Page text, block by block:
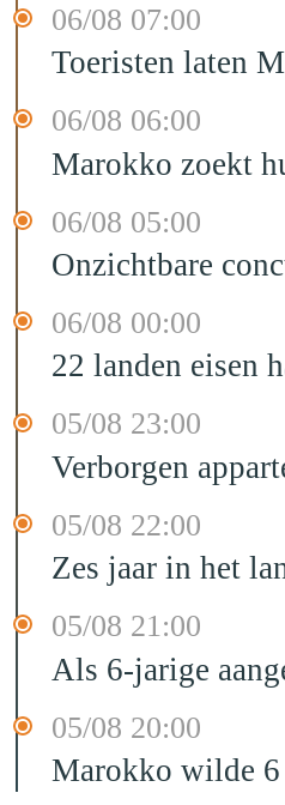
06/08 07:00
Toeristen laten
06/08 06:00
Marokko zoekt
06/08 05:00
Onzichtbare
06/08 00:00
22 landen eisen
05/08 23:00
Verborgen
05/08 22:00
Zes jaar in het
05/08 21:00
Als 6-jarige
05/08 20:00
Marokko wilde 6